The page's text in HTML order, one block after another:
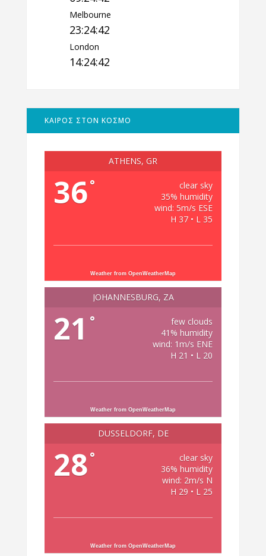
Melbourne
23:24:42
London
14:24:42
ΚΑΙΡΟΣ ΣΤΟΝ ΚΟΣΜΟ
ATHENS, GR
36°
clear sky
35% humidity
wind: 5m/s ESE
H 37 • L 35
Weather from OpenWeatherMap
JOHANNESBURG, ZA
21 °
few clouds
41% humidity
wind: 1m/s ENE
H 21 • L 20
Weather from OpenWeatherMap
DÜSSELDORF, DE
28°
clear sky
36% humidity
wind: 2m/s N
H 29 • L 25
Weather from OpenWeatherMap